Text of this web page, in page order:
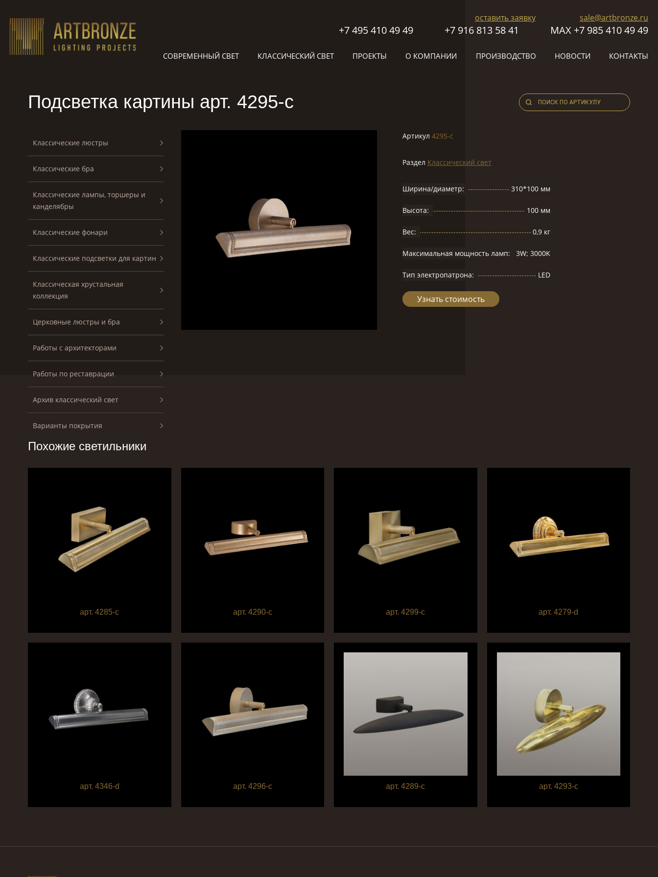
content
оставить заявку sale@artbronze.ru
+7 495 410 49 49 +7 916 813 58 41 МАХ +7 985 410 49 49
СОВРЕМЕННЫЙ СВЕТ КЛАССИЧЕСКИЙ СВЕТ ПРОЕКТЫ О КОМПАНИИ ПРОИЗВОДСТВО НОВОСТИ КОНТАКТЫ
Подсветка картины арт. 4295-c
Классические люстры
Классические бра
Классические лампы, торшеры и
канделябры
Классические фонари
Классические подсветки для картин
Классическая хрустальная
коллекция
Церковные люстры и бра
Работы с архитекторами
Работы по реставрации
Архив классический свет
Варианты покрытия
Артикул 4295-c
Раздел Классический свет
Ширина/диаметр: 310*100 мм
Высота: 100 мм
Вес: 0,9 кг
Максимальная мощность ламп: 3W; 3000K
Тип электропатрона: LED
Узнать стоимость
Похожие светильники
арт. 4285-c арт. 4290-c арт. 4299-c арт. 4279-d
арт. 4346-d арт. 4296-c арт. 4289-c арт. 4293-c